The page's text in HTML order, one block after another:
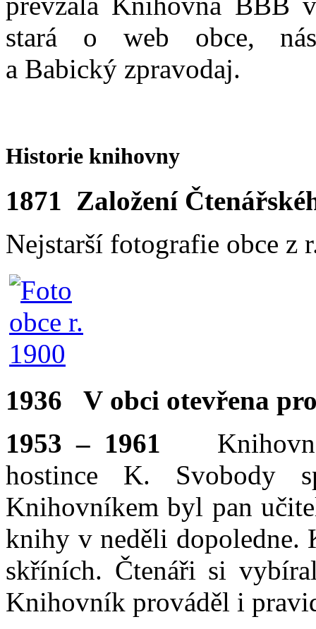
stará o web obce,
a Babický zpravodaj.
Historie knihovny
1871 Založení
Nejstarší fotografie
1936 V obci otevřena
1953 – 1961 Knihovna
hostince K. Svobody
Knihovníkem byl pan
knihy v neděli dopoledne.
skříních. Čtenáři si
Knihovník prováděl i